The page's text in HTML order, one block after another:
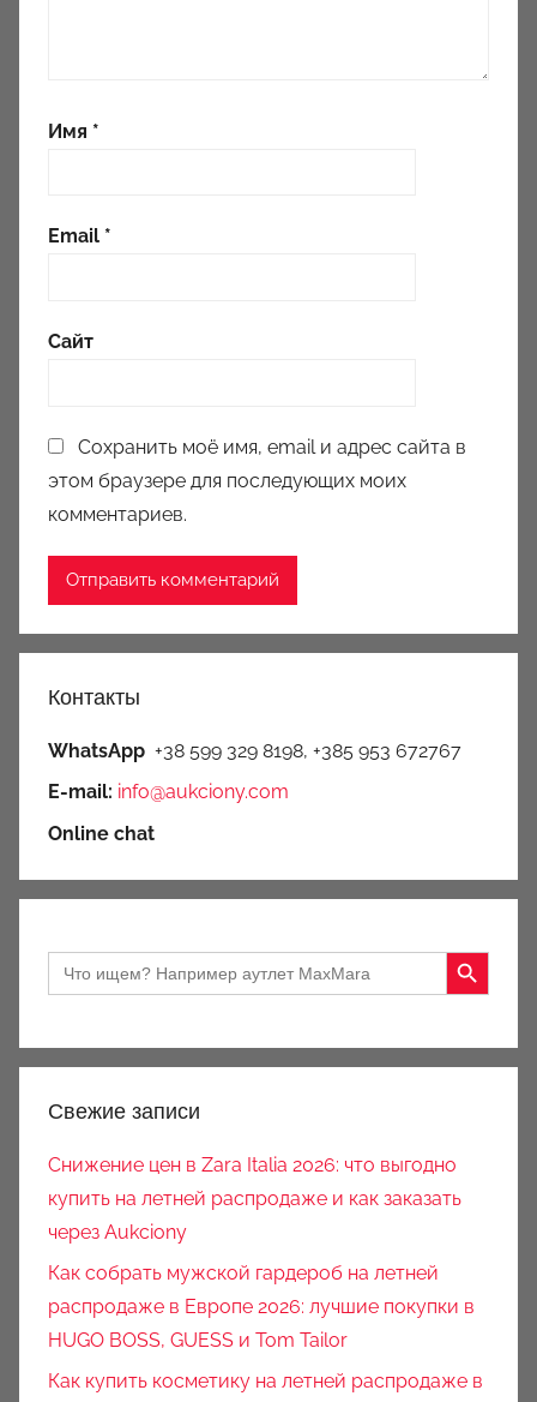
Имя *
Email *
Сайт
Сохранить моё имя, email и адрес сайта в
этом браузере для последующих моих
комментариев.
Контакты
WhatsApp +38 599 329 8198, +385 953 672767
E-mail: info@aukciony.com
Online chat
Search
for:
Search Button
Свежие записи
Снижение цен в Zara Italia 2026: что выгодно
купить на летней распродаже и как заказать
через Aukciony
Как собрать мужской гардероб на летней
распродаже в Европе 2026: лучшие покупки в
HUGO BOSS, GUESS и Tom Tailor
Как купить косметику на летней распродаже в